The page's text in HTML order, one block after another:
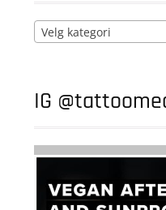
Velg kategori
IG